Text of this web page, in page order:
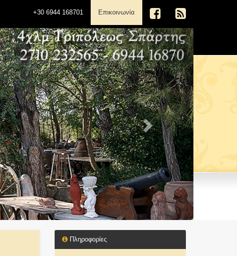
+30 6944 168701 Επικοινωνία (current)
Next
Πληροφορίες